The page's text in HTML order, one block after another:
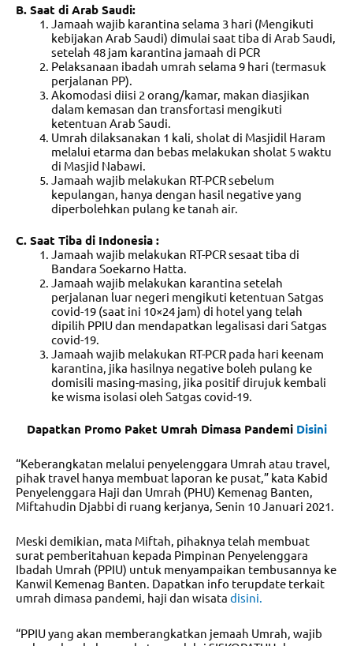
B. Saat di Arab Saudi:
Jamaah wajib karantina selama 3 hari (Mengikuti
kebijakan Arab Saudi) dimulai saat tiba di Arab Saudi,
setelah 48 jam karantina jamaah di PCR
Pelaksanaan ibadah umrah selama 9 hari (termasuk
perjalanan PP).
Akomodasi diisi 2 orang/kamar, makan diasjikan
dalam kemasan dan transfortasi mengikuti
ketentuan Arab Saudi.
Umrah dilaksanakan 1 kali, sholat di Masjidil Haram
melalui etarma dan bebas melakukan sholat 5 waktu
di Masjid Nabawi.
Jamaah wajib melakukan RT-PCR sebelum
kepulangan, hanya dengan hasil negative yang
diperbolehkan pulang ke tanah air.
C. Saat Tiba di Indonesia :
Jamaah wajib melakukan RT-PCR sesaat tiba di
Bandara Soekarno Hatta.
Jamaah wajib melakukan karantina setelah
perjalanan luar negeri mengikuti ketentuan Satgas
covid-19 (saat ini 10×24 jam) di hotel yang telah
dipilih PPIU dan mendapatkan legalisasi dari Satgas
covid-19.
Jamaah wajib melakukan RT-PCR pada hari keenam
karantina, jika hasilnya negative boleh pulang ke
domisili masing-masing, jika positif dirujuk kembali
ke wisma isolasi oleh Satgas covid-19.
Dapatkan Promo Paket Umrah Dimasa Pandemi Disini
“Keberangkatan melalui penyelenggara Umrah atau travel,
pihak travel hanya membuat laporan ke pusat,” kata Kabid
Penyelenggara Haji dan Umrah (PHU) Kemenag Banten,
Miftahudin Djabbi di ruang kerjanya, Senin 10 Januari 2021.
Meski demikian, mata Miftah, pihaknya telah membuat
surat pemberitahuan kepada Pimpinan Penyelenggara
Ibadah Umrah (PPIU) untuk menyampaikan tembusannya ke
Kanwil Kemenag Banten. Dapatkan info terupdate terkait
umrah dimasa pandemi, haji dan wisata disini.
“PPIU yang akan memberangkatkan jemaah Umrah, wajib